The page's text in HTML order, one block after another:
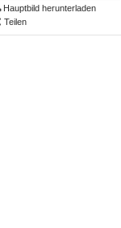
Hauptbild herunterladen
Teilen